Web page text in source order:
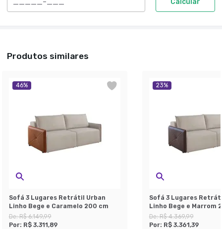
Produtos similares
46%
Sofá 3 Lugares Retrátil Urban
Linho Bege e Caramelo 200 cm
De:R$ 6.149,99
Por: R$ 3.311,89
23%
Sofá 3 Lugares
Linho Bege e Marrom
De:R$ 4.369,99
Por: R$ 3.361,39